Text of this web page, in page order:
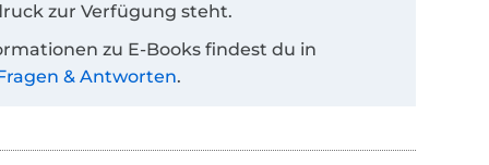
zur Verfügung steht.
zu E-Books findest du in
& Antworten.